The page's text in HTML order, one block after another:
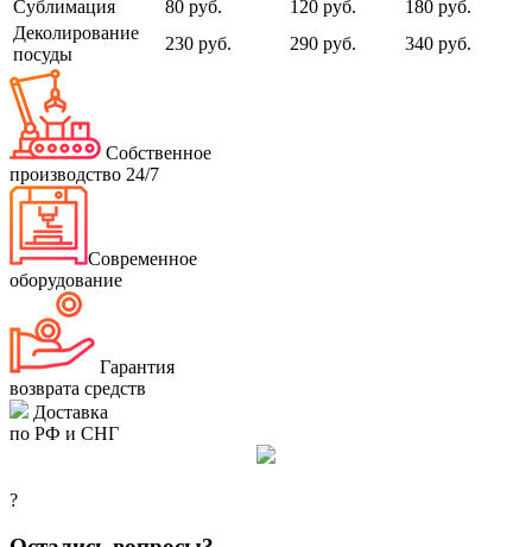
Сублимация 80 руб. 120 руб.
180 руб.
Деколирование
посуды
230 руб. 290 руб. 340 руб.
Собственное
производство 24/7
Современное
оборудование
Гарантия
возврата средств
Доставка
по РФ и СНГ
?